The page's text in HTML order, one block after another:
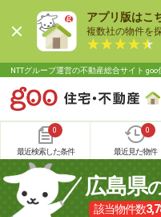
アプリ版はこ
複数社の物件を
NTTグループ運営の不動産総合サイト
0
最近検索した条件
0
最近見た物件
広島県
該当物件数